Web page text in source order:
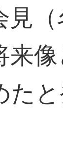
見
来
た